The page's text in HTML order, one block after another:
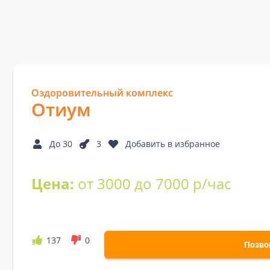
Оздоровительный комплекс
Отиум
До 30 3 Добавить в избранное
Цена: от 3000 до 7000 р/час
137 0